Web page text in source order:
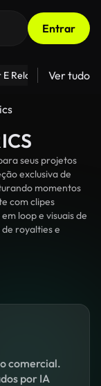
Entrar
Relacionamentos
Ver tudo
seus projetos
exclusiva de
momentos
com clipes
loop e visuais de
de royalties e
comercial.
por IA